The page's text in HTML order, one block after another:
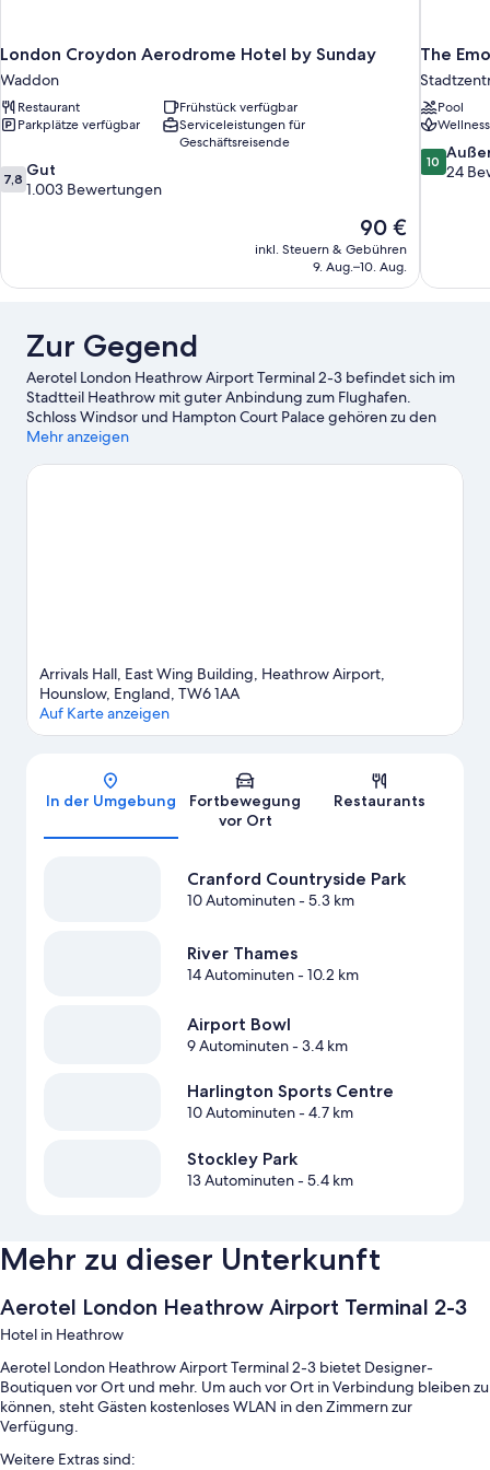
London Croydon Aerodrome Hotel by Sunday
Waddon
Restaurant
Frühstück verfügbar
Parkplätze verfügbar
Serviceleistungen für
Geschäftsreisende
7.8
von
7,8 Gut
1.003 Bewertungen
Der
Preis
beträgt
90 €
inkl. Steuern & Gebühren
9. Aug.–10. Aug.
The
Pool
Wellness
10.0
von
10
24
Zur Gegend
Aerotel London Heathrow Airport Terminal 2-3 befindet sich im
Stadtteil Heathrow mit guter Anbindung zum Flughafen.
Schloss Windsor und Hampton Court Palace gehören zu den
wichtigen Sehenswürdigkeiten. Wer auch die Natur der Region
und Kensington Gardens. Lust auf ein spannendes Event? Dann
Mehr anzeigen
Arrivals Hall, East Wing Building, Heathrow Airport,
Hounslow, England, TW6 1AA
Auf Karte anzeigen
In der Umgebung
Fortbewegung
vor Ort
Restaurants
Cranford Countryside Park
10 Autominuten- 5.3 km
River Thames
14 Autominuten- 10.2 km
Airport Bowl
9 Autominuten- 3.4 km
Harlington Sports Centre
10 Autominuten- 4.7 km
Stockley Park
13 Autominuten- 5.4 km
Mehr zu dieser Unterkunft
Aerotel London Heathrow Airport Terminal 2-3
Hotel in Heathrow
Aerotel London Heathrow Airport Terminal 2-3 bietet Designer-
Boutiquen vor Ort und mehr. Um auch vor Ort in Verbindung bleiben zu
können, steht Gästen kostenloses WLAN in den Zimmern zur
Verfügung.
Weitere Extras sind: